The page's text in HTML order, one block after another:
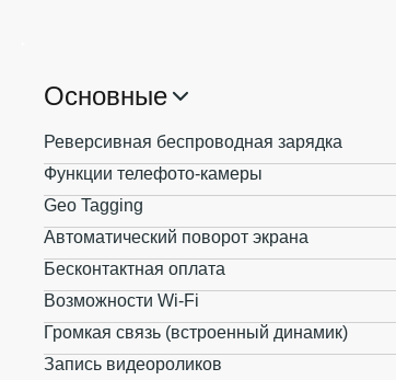
Основные
Реверсивная беспроводная зарядка
Функции телефото-камеры
Geo Tagging
Автоматический поворот экрана
Бесконтактная оплата
Возможности Wi-Fi
Громкая связь (встроенный динамик)
Запись видеороликов